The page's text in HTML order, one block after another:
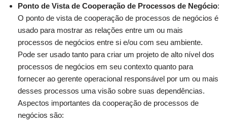
Ponto de Vista de Cooperação de Processos de Negócio:
O ponto de vista de cooperação de processos de negócios é
usado para mostrar as relações entre um ou mais
processos de negócios entre si e/ou com seu ambiente.
Pode ser usado tanto para criar um projeto de alto nível dos
processos de negócios em seu contexto quanto para
fornecer ao gerente operacional responsável por um ou mais
desses processos uma visão sobre suas dependências.
Aspectos importantes da cooperação de processos de
negócios são: